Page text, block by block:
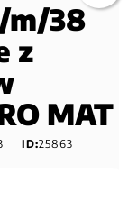
m/38
z
MAT
ID:25863